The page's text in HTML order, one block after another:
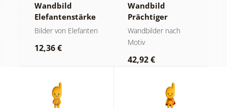
Wandbild
Elefantenstärke
und Ruhe
Bilder von Elefanten
12,36 €
Wandbild
Prächtiger
Berggipfel in
Schwarz-Weiß
Wandbilder nach
Motiv
42,92 €